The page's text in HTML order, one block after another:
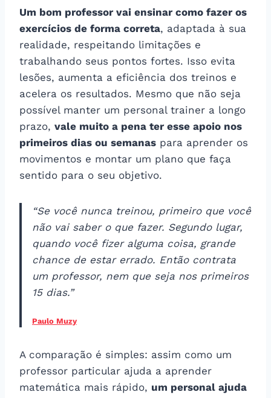
Um bom professor vai ensinar como fazer os
exercícios de forma correta, adaptada à sua
realidade, respeitando limitações e
trabalhando seus pontos fortes. Isso evita
lesões, aumenta a eficiência dos treinos e
acelera os resultados. Mesmo que não seja
possível manter um personal trainer a longo
prazo, vale muito a pena ter esse apoio nos
primeiros dias ou semanas para aprender os
movimentos e montar um plano que faça
sentido para o seu objetivo.
“Se você nunca treinou, primeiro que você
não vai saber o que fazer. Segundo lugar,
quando você fizer alguma coisa, grande
chance de estar errado. Então contrata
um professor, nem que seja nos primeiros
15 dias.”​
Paulo Muzy
A comparação é simples: assim como um
professor particular ajuda a aprender
matemática mais rápido, um personal ajuda